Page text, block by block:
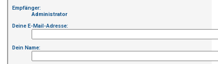
Aktive
Themen
Suche
Empfänger:
Administrator
Deine E-Mail-Adresse:
Dein Name: